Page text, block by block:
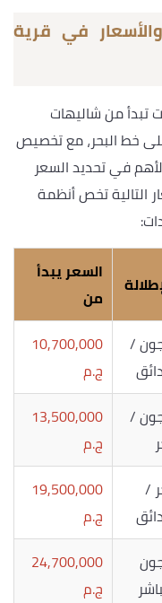
في قرية
تبدأ من شاليهات
خط البحر، مع تخصيص
في تحديد السعر
التالية تخص أنظمة
السعر يبدأ
من
/
10,700,000
ج.م
/
13,500,000
ج.م
/
19,500,000
ج.م
24,700,000
ج.م